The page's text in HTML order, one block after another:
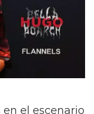
el escenario